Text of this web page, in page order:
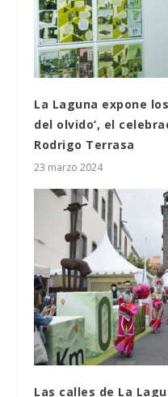
La Laguna expone
del olvido’, el
Rodrigo Terrasa
23 marzo 2024
Las calles de La